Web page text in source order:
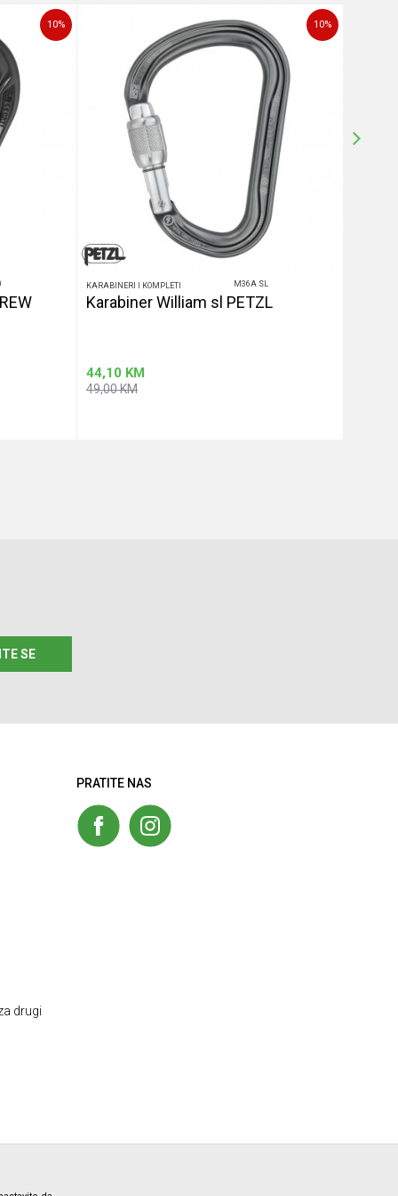
10% 10%
KARABINERI I KOMPLETI M36A SL
Karabiner William sl PETZL
44,10 KM
49,00KM
SE
drugi
PRATITE NAS